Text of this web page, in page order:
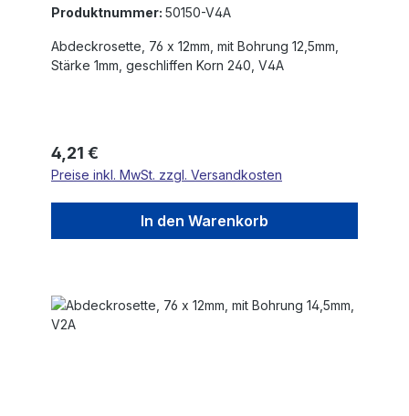
Produktnummer: 50150-V4A
Abdeckrosette, 76 x 12mm, mit Bohrung 12,5mm,
Stärke 1mm, geschliffen Korn 240, V4A
Regulärer Preis:
4,21 €
Preise inkl. MwSt. zzgl. Versandkosten
In den Warenkorb